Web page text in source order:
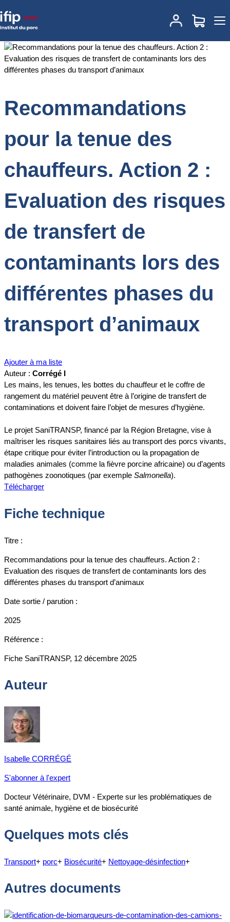
Accueil
Recommandations pour la tenue des
chauffeurs. Action 2 : Evaluation des risques de transfert de
Recommandations
pour la tenue des
chauffeurs. Action 2 :
Evaluation des risques
de transfert de
contaminants lors des
différentes phases du
transport d’animaux
Ajouter à ma liste
Auteur : Corrégé I
Les mains, les tenues, les bottes du chauffeur et le coffre de
rangement du matériel peuvent être à l’origine de transfert de
contaminations et doivent faire l’objet de mesures d’hygiène.
Le projet SaniTRANSP, financé par la Région Bretagne, vise à
maîtriser les risques sanitaires liés au transport des porcs vivants,
étape critique pour éviter l’introduction ou la propagation de
maladies animales (comme la fièvre porcine africaine) ou d’agents
pathogènes zoonotiques (par exemple Salmonella).
Télécharger
Fiche technique
Titre :
Recommandations pour la tenue des chauffeurs. Action 2 :
Evaluation des risques de transfert de contaminants lors des
différentes phases du transport d’animaux
Date sortie / parution :
2025
Référence :
Fiche SaniTRANSP, 12 décembre 2025
Auteur
Isabelle CORRÉGÉ
S'abonner à l'expert
Docteur Vétérinaire, DVM - Experte sur les problématiques de
santé animale, hygiène et de biosécurité
Quelques mots clés
Transport+ porc+ Biosécurité+ Nettoyage-désinfection+
Autres documents